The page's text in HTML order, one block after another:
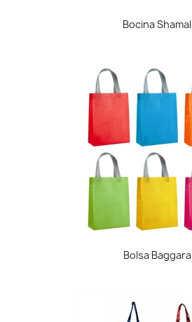
Bocina Shamal
Bolsa Baggara